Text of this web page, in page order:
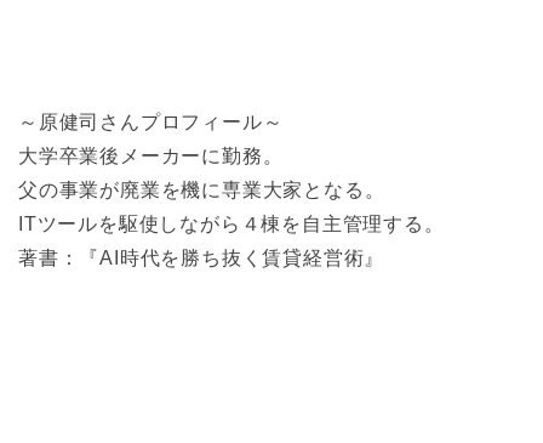
～原健司さんプロフィール～
大学卒業後メーカーに勤務。
父の事業が廃業を機に専業大家となる。
ITツールを駆使しながら４棟を自主管理する。
著書：『AI時代を勝ち抜く賃貸経営術』